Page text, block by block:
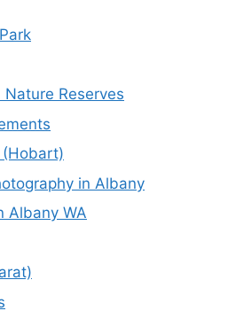
Reserves
(Hobart)
in Albany
Albany WA